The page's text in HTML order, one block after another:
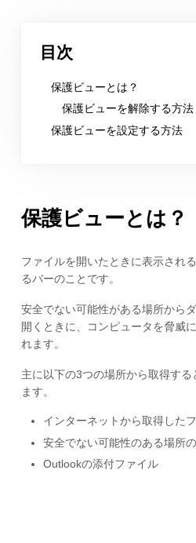
目次
保護ビューとは？
保護ビューを解除する方法
保護ビューを設定する方法
保護ビューとは？
ファイルを開いたときに表示され
るバーのことです。
安全でない可能性がある場所から
開くときに、コンピュータを脅威
れます。
主に以下の3つの場所から取得す
ます。
インターネットから取得した
安全でない可能性のある場所
Outlookの添付ファイル